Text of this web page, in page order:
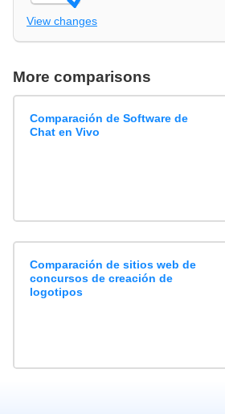
View changes
More comparisons
Comparación de Software de
Chat en Vivo
Comparación de sitios web de
concursos de creación de
logotipos